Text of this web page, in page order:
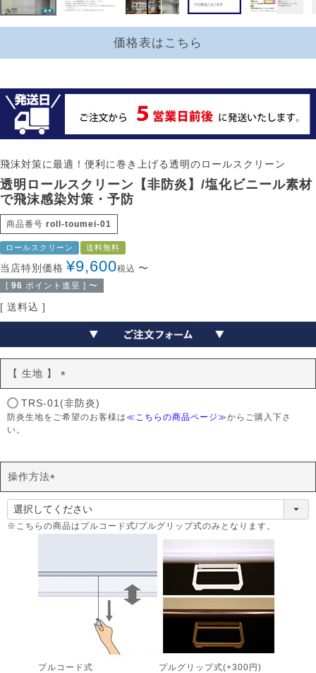
価格表はこちら
飛沫対策に最適！便利に巻き上げる透明のロールスクリーン
透明ロールスクリーン【非防炎】/塩化ビニール素材
で飛沫感染対策・予防
商品番号 roll-toumei-01
ロールスクリーン 送料無料
当店特別価格 ¥9,600税込 〜
[ 96 ポイント進呈 ] 〜
送料込
【 生地 】
(
必
須
TRS-01(非防炎)
防炎生地をご希望のお客様は ≪こちらの商品ページ≫からご購入下さ
い。
操作方法
(
必
須
※こちらの商品はプルコード式/プルグリップ式のみとなります。
プルコード式 プルグリップ式(+300円)